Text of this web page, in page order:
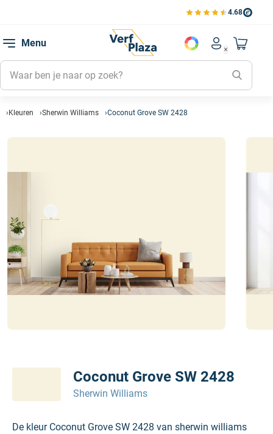
4.68
Bekijk de verfplaza
Menu
Account
Mijn
Mijn
Mijn
Naar
Kleuren Sherwin Williams Coconut Grove SW 2428
Coconut Grove SW 2428
Sherwin Williams
De kleur Coconut Grove SW 2428 van sherwin williams